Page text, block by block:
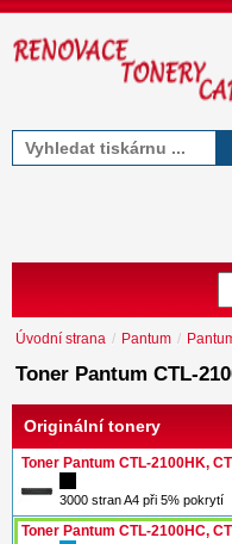
Úvodní strana / Pantum /
Toner Pantum CTL-
Originální tonery
Toner Pantum CTL-2100HK,
3000 stran A4 při 5% pokrytí
Toner Pantum CTL-2100HC,